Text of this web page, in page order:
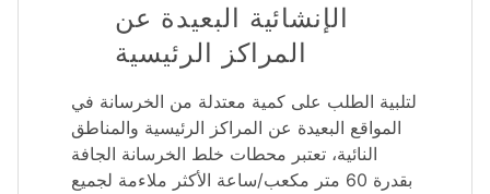
الإنشائية البعيدة عن
المراكز الرئيسية
لتلبية الطلب على كمية معتدلة من الخرسانة في
المواقع البعيدة عن المراكز الرئيسية والمناطق
النائية، تعتبر محطات خلط الخرسانة الجافة
بقدرة 60 متر مكعب/ساعة الأكثر ملاءمة لجميع